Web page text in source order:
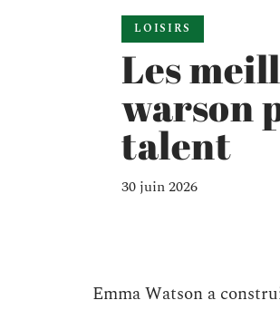
LOISIRS
Les
warson
talent
30 juin 2026
Emma Watson a